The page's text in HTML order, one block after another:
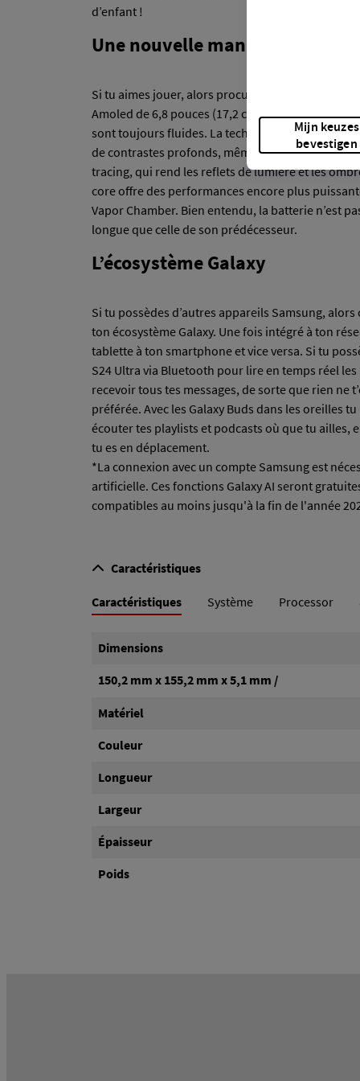
d’enfant !
Une nouvelle manière de jouer
Si tu aimes jouer, alors procure toi sans attendre
Amoled de 6,8 pouces (17,2 cm) de bord à avec
sont toujours fluides. La technologie Vision
de contrastes profonds, même en plein soleil.
tracing, qui rend les reflets de lumière et les
core offre des performances encore plus
Vapor Chamber. Bien entendu, la batterie n’est
longue que celle de son prédécesseur.
L’écosystème Galaxy
Si tu possèdes d’autres appareils Samsung,
ton écosystème Galaxy. Une fois intégré à ton
tablette à ton smartphone et vice versa. Si tu
S24 Ultra via Bluetooth pour lire en temps réel
recevoir tous tes messages, de sorte que rien ne
préférée. Avec les Galaxy Buds dans les oreilles
écouter tes playlists et podcasts où que tu
tu es en déplacement.
*La connexion avec un compte Samsung est
artificielle. Ces fonctions Galaxy AI seront
compatibles au moins jusqu'à la fin de l'année
Caractéristiques
Caractéristiques Système Processor
Dimensions
150,2 mm x 155,2 mm x 5,1 mm /
Matériel
Couleur
Longueur
Largeur
Épaisseur
Poids
Mijn keuzes
bevestigen